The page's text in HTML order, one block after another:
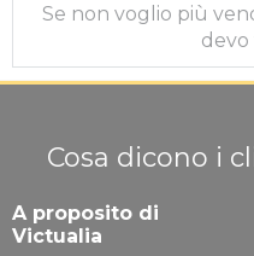
Se non voglio più
devo
Cosa dicono i
A proposito di
Victualia